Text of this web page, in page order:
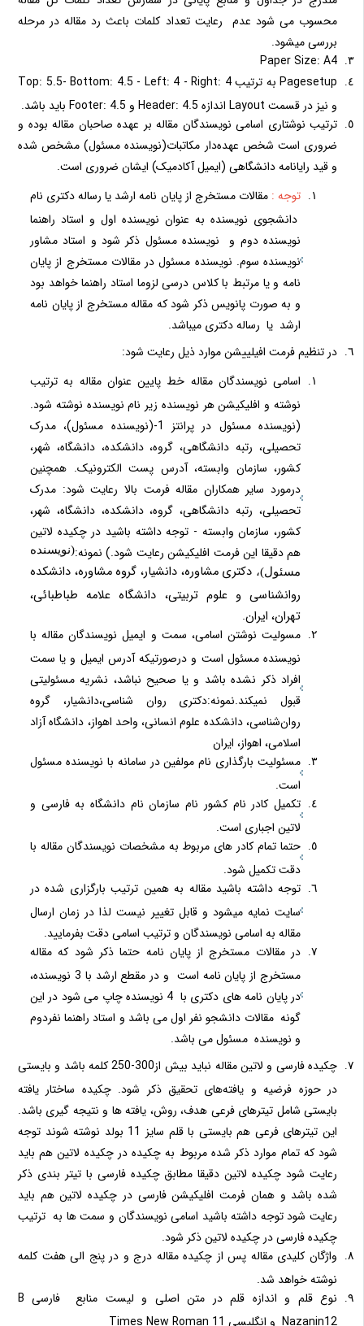
محسوب می شود عدم رعایت تعداد کلمات باعث رد مقاله در مرحله
بررسی میشود.
Paper Size: A4
Pagesetup به ترتیب Top: 5.5- Bottom: 4.5 - Left: 4 - Right: 4
و نیز در قسمت Layout اندازه Header: 4.5 و Footer: 4.5 باید باشد.
ترتیب نوشتاری اسامی نویسندگان مقاله بر عهده صاحبان مقاله بوده و
ضروری است شخص عهده‌دار مکاتبات(نویسنده مسئول) مشخص شده
و قید رایانامه دانشگاهی (ایمیل آکادمیک) ایشان ضروری است.
توجه :مقالات مستخرج از پایان نامه ارشد یا رساله دکتری نام
دانشجوی نویسنده به عنوان نویسنده اول و استاد راهنما
نویسنده دوم و نویسنده مسئول ذکر شود و استاد مشاور
نویسنده سوم. نویسنده مسئول در مقالات مستخرج از پایان
نامه و یا مرتبط با کلاس درسی لزوما استاد راهنما خواهد بود
و به صورت پانویس ذکر شود که مقاله مستخرج از پایان نامه
ارشد یا رساله دکتری میباشد.
در تنظیم فرمت افیلییشن موارد ذیل رعایت شود:
اسامی نویسندگان مقاله خط پایین عنوان مقاله به ترتیب
نوشته و افلیکیشن هر نویسنده زیر نام نویسنده نوشته شود.
(نویسنده مسئول در پرانتز 1-(نویسنده مسئول)، مدرک
تحصیلی، رتبه دانشگاهی، گروه، دانشکده، دانشگاه، شهر،
کشور، سازمان وابسته، آدرس پست الکترونیک. همچنین
درمورد سایر همکاران مقاله فرمت بالا رعایت شود: مدرک
تحصیلی، رتبه دانشگاهی، گروه، دانشکده، دانشگاه، شهر،
کشور، سازمان وابسته - توجه داشته باشید در چکیده لاتین
هم دقیقا این فرمت افلیکیشن رعایت شود.) نمونه:(نویسنده
مسئول)، دکتری مشاوره، دانشیار، گروه مشاوره، دانشکده
روان­شناسی و علوم­ تربیتی، دانشگاه علامه­ طباطبائی،
تهران، ایران.
مسولیت نوشتن اسامی، سمت و ایمیل نویسندگان مقاله با
نویسنده مسئول است و درصورتیکه آدرس ایمیل و یا سمت
افراد ذکر نشده باشد و یا صحیح نباشد، نشریه مسئولیتی
قبول نمیکند.نمونه:دکتری روان شناسی،دانشیار، گروه
روان‌شناسی، دانشکده علوم انسانی، واحد اهواز، دانشگاه آزاد
اسلامی، اهواز، ایران
مسئولیت بارگذاری نام مولفین در سامانه با نویسنده مسئول
است.
تکمیل کادر نام کشور نام سازمان نام دانشگاه به فارسی و
لاتین اجباری است.
حتما تمام کادر های مربوط به مشخصات نویسندگان مقاله با
دقت تکمیل شود.
توجه داشته باشید مقاله به همین ترتیب بارگزاری شده در
سایت نمایه میشود و قابل تغییر نیست لذا در زمان ارسال
مقاله به اسامی نویسندگان و ترتیب اسامی دقت بفرمایید.
در مقالات مستخرج از پایان نامه حتما ذکر شود که مقاله
مستخرج از پایان نامه است و در مقطع ارشد با 3 نویسنده،
در پایان نامه های دکتری با 4 نویسنده چاپ می شود در این
گونه مقالات دانشجو نفر اول می باشد و استاد راهنما نفردوم
و نویسنده مسئول می باشد.
چکیده فارسی و لاتین مقاله نباید بیش از300-250 کلمه باشد و بایستی
در حوزه فرضیه و یافته‌های تحقیق ذکر شود. چکیده ساختار یافته
بایستی شامل تیترهای فرعی هدف، روش، یافته ها و نتیجه گیری باشد.
این تیترهای فرعی هم بایستی با قلم سایز 11 بولد نوشته شوند توجه
شود که تمام موارد ذکر شده مربوط به چکیده در چکیده لاتین هم باید
رعایت شود چکیده لاتین دقیقا مطابق چکیده فارسی با تیتر بندی ذکر
شده باشد و همان فرمت افلیکیشن فارسی در چکیده لاتین هم باید
رعایت شود توجه داشته باشید اسامی نویسندگان و سمت ها به ترتیب
چکیده فارسی در چکیده لاتین ذکر شود.
واژگان کلیدی مقاله پس از چکیده مقاله درج و در پنج الی هفت کلمه
نوشته خواهد شد.
نوع قلم و اندازه قلم در متن اصلی و لیست منابع فارسی B
Nazanin12 و انگلیسی Times New Roman 11